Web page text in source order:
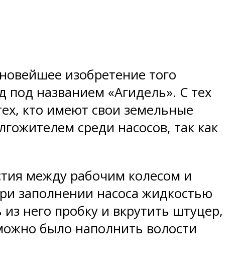
изобретение того
под названием «Агидель». С тех
кто имеют свои земельные
среди насосов, так как
между рабочим колесом и
заполнении насоса жидкостью
него пробку и вкрутить штуцер,
было наполнить волости